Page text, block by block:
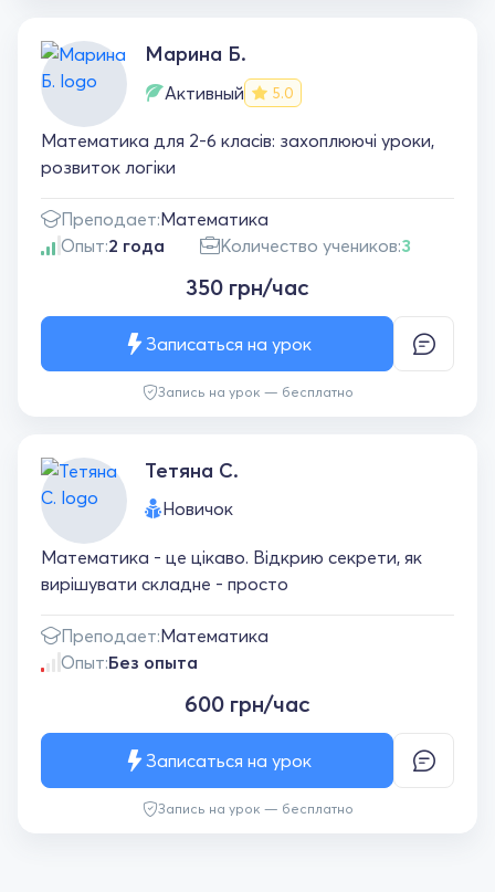
Марина Б.
Активный 5.0
Математика для 2-6 класів: захоплюючі уроки,
розвиток логіки
Преподает:Математика
Опыт:2 года Количество учеников:3
350 грн/час
Запись на урок — бесплатно
Записаться на урок
Тетяна С.
Новичок
Математика - це цікаво. Відкрию секрети, як
вирішувати складне - просто
Преподает:Математика
Опыт:Без опыта
600 грн/час
Запись на урок — бесплатно
Записаться на урок